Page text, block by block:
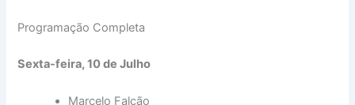
Programação Completa
Sexta-feira, 10 de Julho
Marcelo Falcão